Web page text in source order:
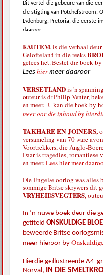
Dit vertel die gebeure van die
die stigting van Potchefstroom,
Lydenburg, Pretoria, die eerste
daaroor.
RAUTEM,is die verhaal
Gelofteland in die reeks
gelees het. Bestel die boek
Leeshiermeer daaroor
VERSETLANDis 'n
outeur is dr Philip Venter,
en meer. U kan die boek by
meer oor die inhoud by
TAKHARE EN JOINERS,
versameling van 70 ware
Voortrekkers, die Anglo-
Daar is tragedies, romantiese
en meer.Lees hier meer
Die Engelse oorlog was alles
sommige Britse skrywers dit
VRYHEIDSVEGTERS,
In ‘n nuwe boek deur die
getiteldONSKULDIGE
beweerde Britse
meer hieroor by
Hierdie geïllustreerde A4-
Norval, IN DIE